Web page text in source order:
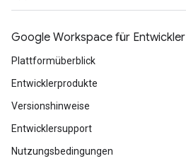
Google Workspace für Entwickler
Plattformüberblick
Entwicklerprodukte
Versionshinweise
Entwicklersupport
Nutzungsbedingungen